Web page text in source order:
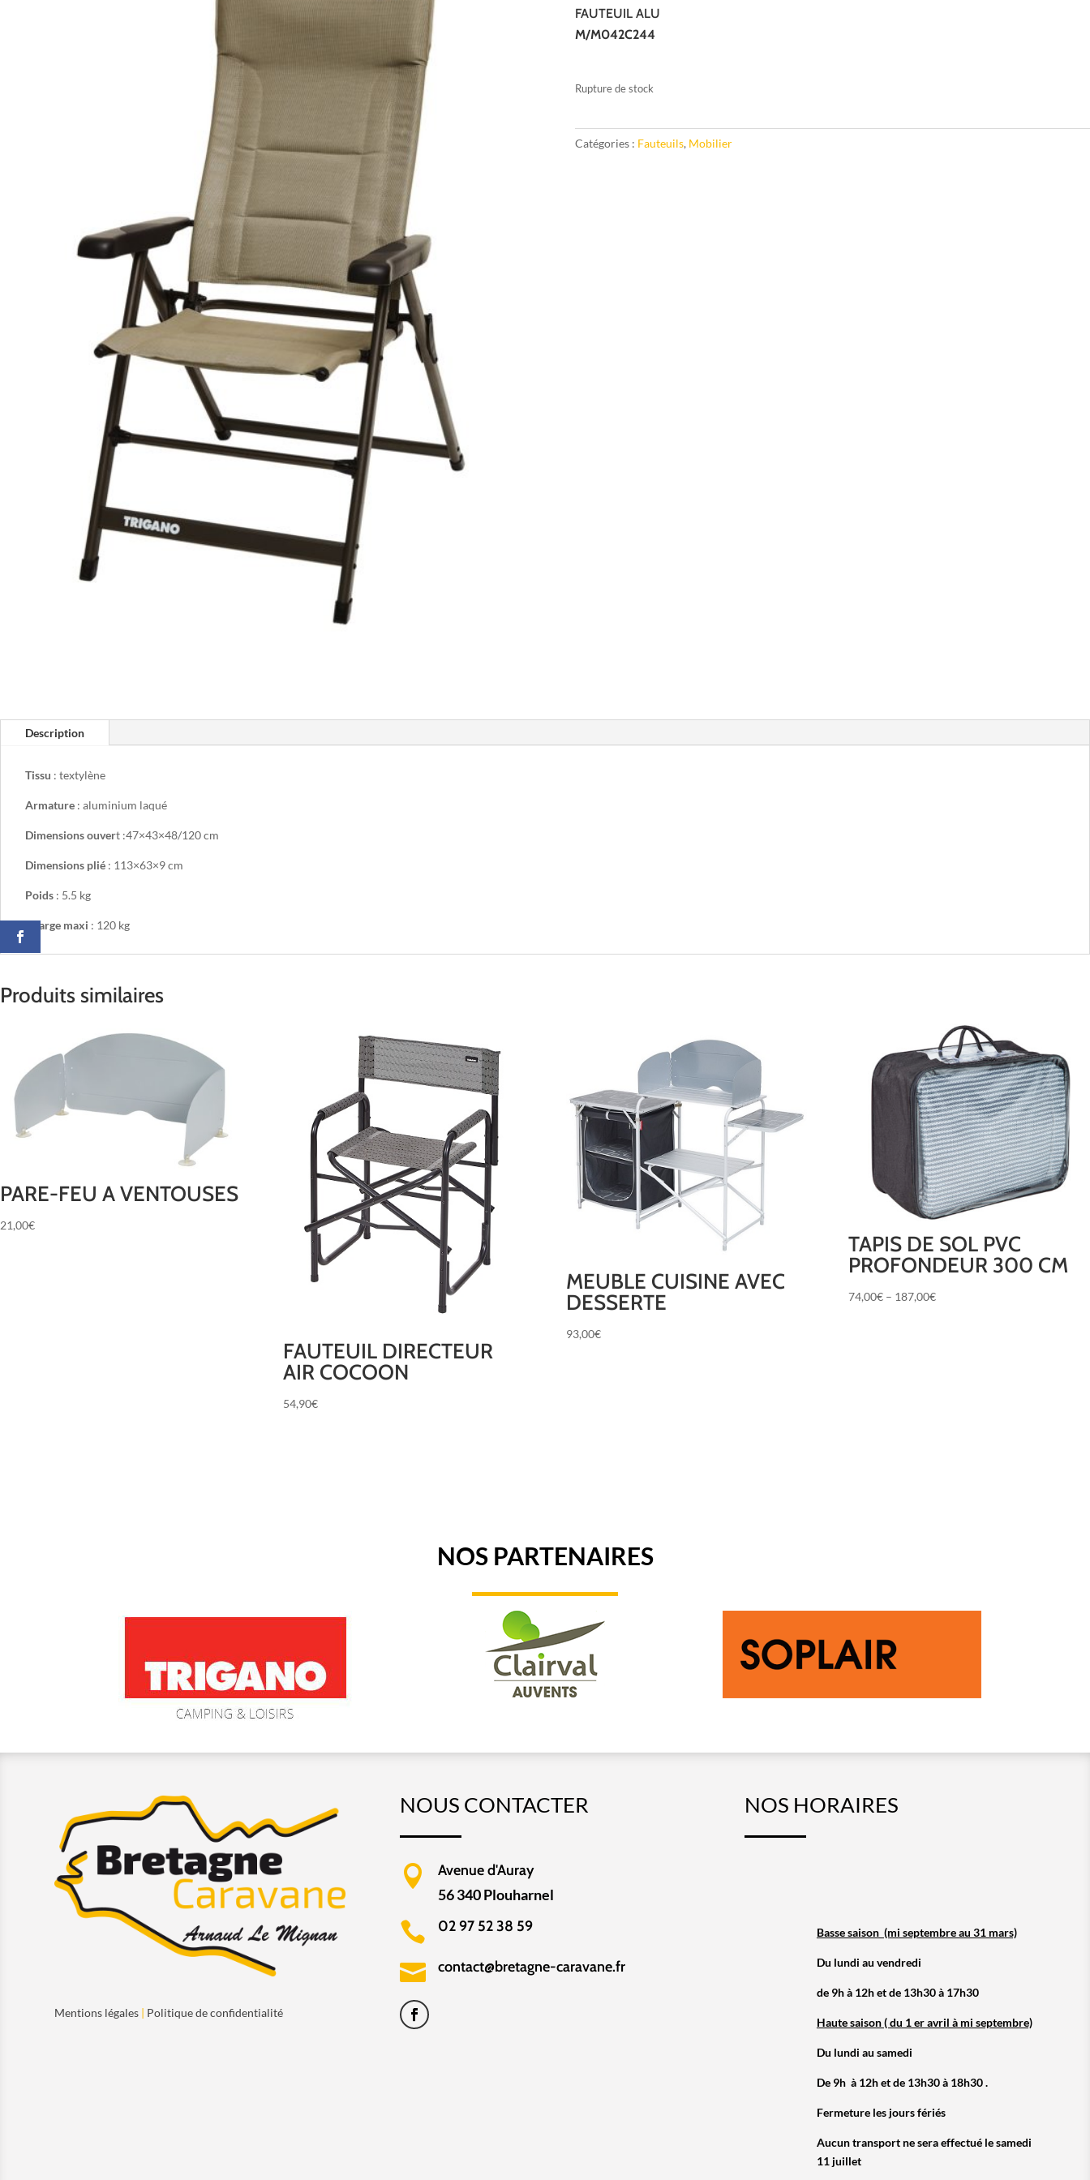
FAUTEUIL ALU
M/M042C244
Rupture de stock
Catégories : Fauteuils, Mobilier
Description
Tissu : textylène
Armature : aluminium laqué
Dimensions ouvert :47×43×48/120 cm
Dimensions plié : 113×63×9 cm
Poids : 5.5 kg
Charge maxi : 120 kg
Produits similaires
PARE-FEU A VENTOUSES
21,00€
FAUTEUIL DIRECTEUR
AIR COCOON
54,90€
MEUBLE CUISINE AVEC
DESSERTE
93,00€
TAPIS DE SOL PVC
PROFONDEUR 300 CM
74,00€ – 187,00€
NOS PARTENAIRES
Mentions légales | Politique de confidentialité
NOUS CONTACTER

Avenue d'Auray
56 340 Plouharnel
 02 97 52 38 59
 contact@bretagne-caravane.fr
NOS HORAIRES
Basse saison (mi septembre au 31 mars)
Du lundi au vendredi
de 9h à 12h et de 13h30 à 17h30
Haute saison ( du 1 er avril à mi septembre)
Du lundi au samedi
De 9h à 12h et de 13h30 à 18h30 .
Fermeture les jours fériés
Aucun transport ne sera effectué le samedi
11 juillet